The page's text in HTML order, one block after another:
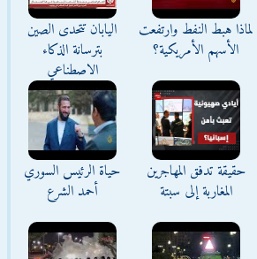
لماذا هبط النفط وارتفعت
الأسهم الأمريكية؟
اليابان تتحدى الصين
بترسانة الذكاء
الاصطناعي
حقيقة تدفق المهاجرين
المغاربة إلى سبتة
حياة الرئيس السوري
أحمد الشرع